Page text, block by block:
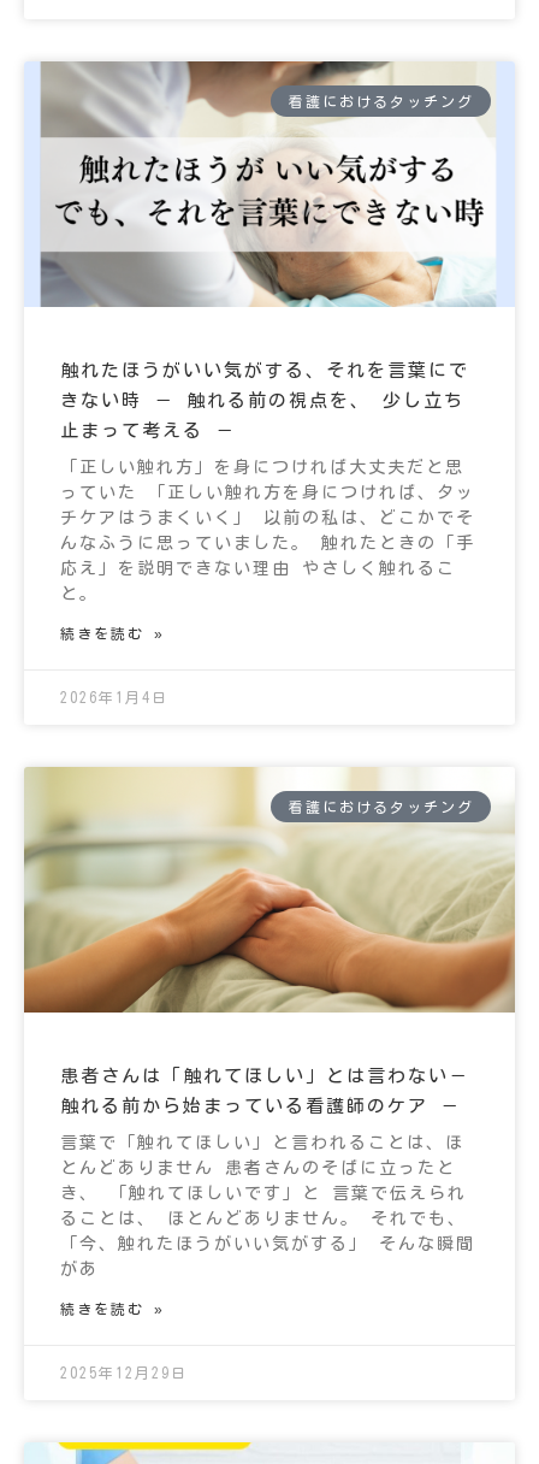
看護におけるタッチング
触れたほうがいい気がする、それを言葉にで
きない時 － 触れる前の視点を、 少し立ち
止まって考える －
「正しい触れ方」を身につければ大丈夫だと思
っていた 「正しい触れ方を身につければ、タッ
チケアはうまくいく」 以前の私は、どこかでそ
んなふうに思っていました。 触れたときの「手
応え」を説明できない理由 やさしく触れるこ
と。
続きを読む »
2026年1月4日
看護におけるタッチング
患者さんは「触れてほしい」とは言わない－
触れる前から始まっている看護師のケア －
言葉で「触れてほしい」と言われることは、ほ
とんどありません 患者さんのそばに立ったと
き、 「触れてほしいです」と 言葉で伝えられ
ることは、 ほとんどありません。 それでも、
「今、触れたほうがいい気がする」 そんな瞬間
があ
続きを読む »
2025年12月29日